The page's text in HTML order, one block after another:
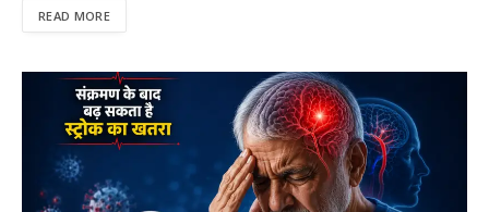
READ MORE